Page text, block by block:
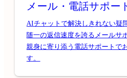
メール・電話サポー
AIチャットで解決しきれない疑
随一の返信速度を誇るメールサ
親身に寄り添う電話サポートで
す。